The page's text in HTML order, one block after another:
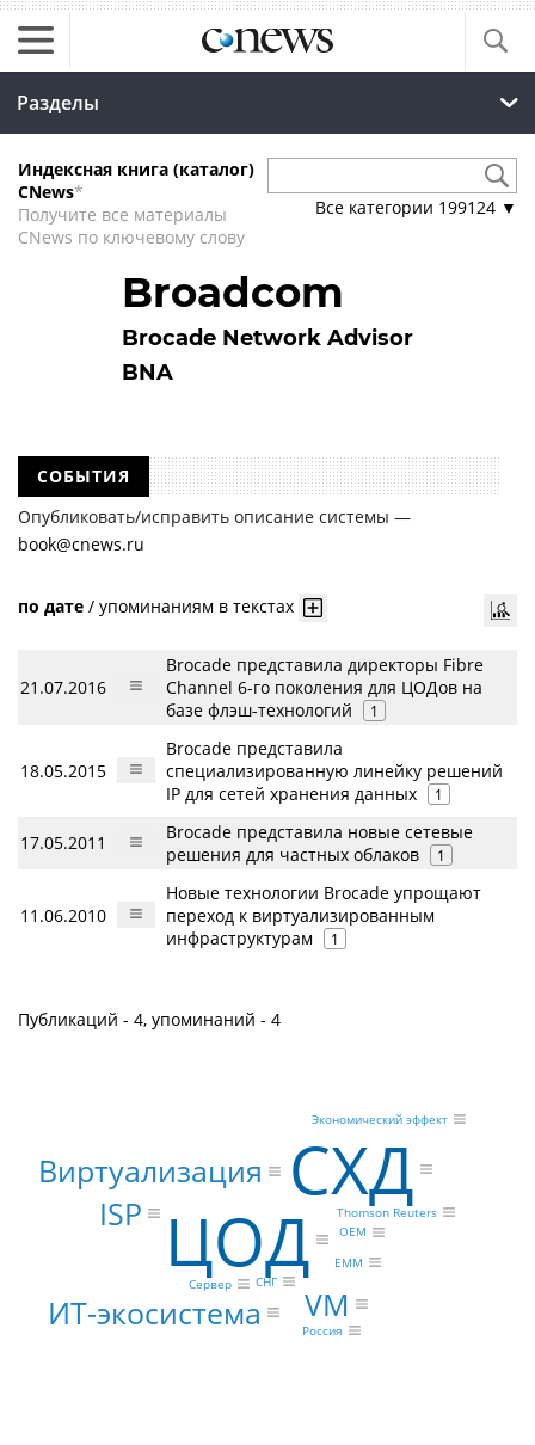
Разделы
Индексная книга (каталог)
CNews*
Получите все материалы
CNews по ключевому слову
Все категории 199124 ▼
Broadcom
Brocade Network Advisor
BNA
СОБЫТИЯ
Опубликовать/исправить описание системы —
book@cnews.ru
по дате / упоминаниям в текстах
21.07.2016
Brocade представила директоры Fibre
Channel 6-го поколения для ЦОДов на
базе флэш-технологий
1
18.05.2015
Brocade представила
специализированную линейку решений
IP для сетей хранения данных
1
17.05.2011
Brocade представила новые сетевые
решения для частных облаков
1
11.06.2010
Новые технологии Brocade упрощают
переход к виртуализированным
инфраструктурам
1
Публикаций - 4, упоминаний - 4
ЦОД
СХД
Виртуализация
ИТ-экосистема VM
ISP
Сервер
EMM
СНГ
Россия
Экономический эффект
OEM
Thomson Reuters